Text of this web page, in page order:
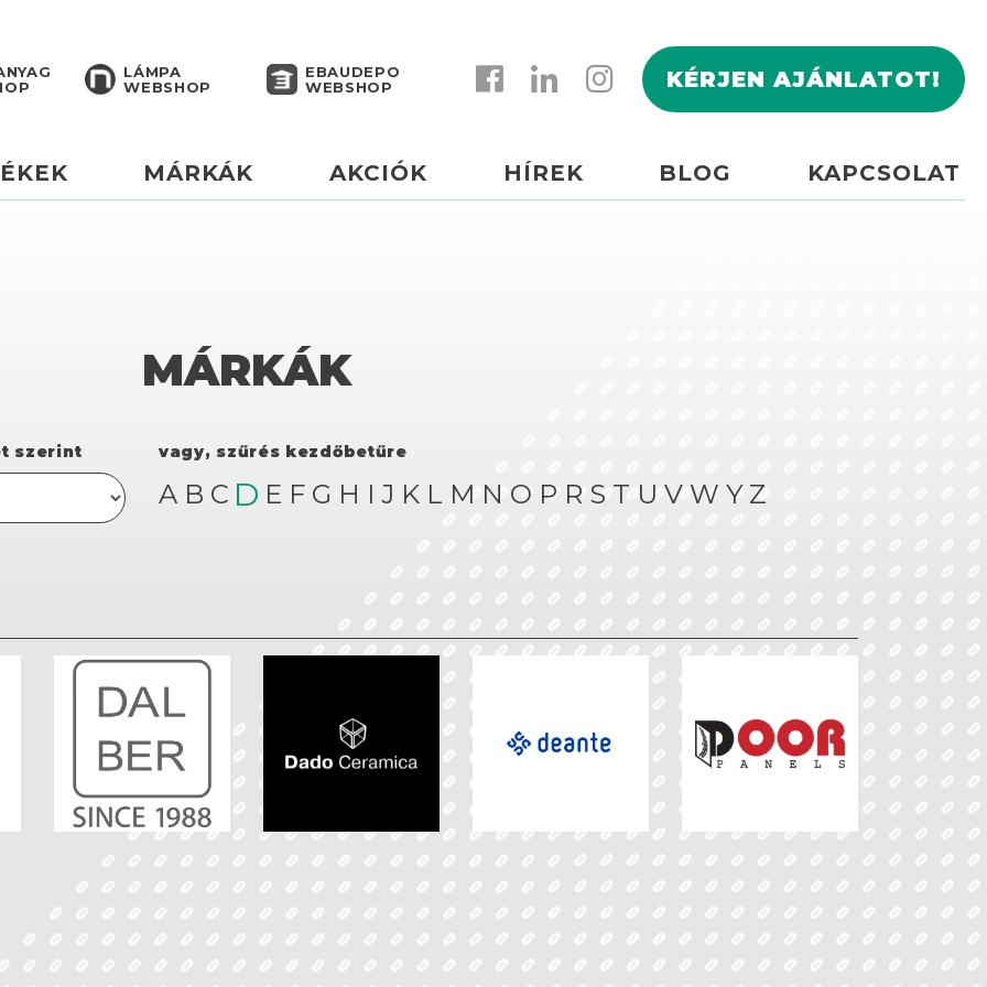
LÁMPA
WEBSHOP
EBAUDEPO
WEBSHOP
KÉRJEN AJÁNLATOT!
MÁRKÁK AKCIÓK HÍREK BLOG KAPCSOLAT
MÁRKÁK
szerint vagy, szűrés kezdőbetűre
A B C D E F G H I J K L M N O P R S T U V W Y Z